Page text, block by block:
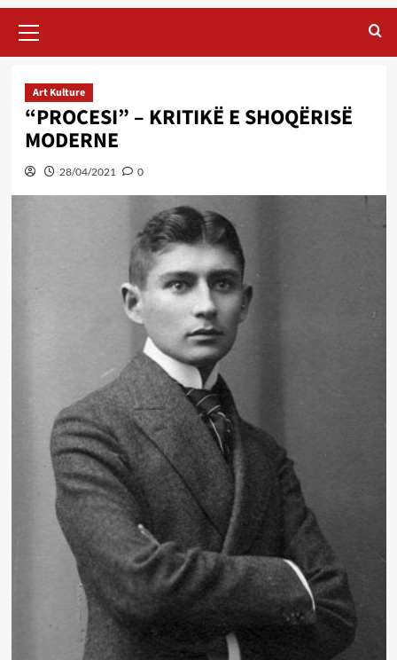
Menu
Art Kulture
“PROCESI” – KRITIKË E SHOQËRISË
MODERNE
28/04/2021 0